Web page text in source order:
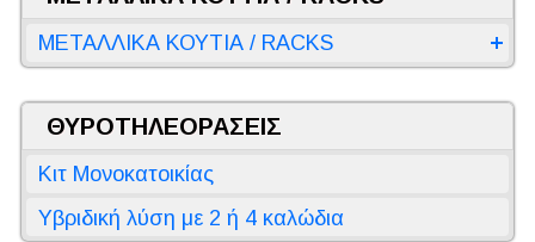
ΜΕΤΑΛΛΙΚΑ ΚΟΥΤΙΑ / RACKS
ΘΥΡΟΤΗΛΕΟΡΑΣΕΙΣ
Κιτ Μονοκατοικίας
Υβριδική λύση με 2 ή 4 καλώδια